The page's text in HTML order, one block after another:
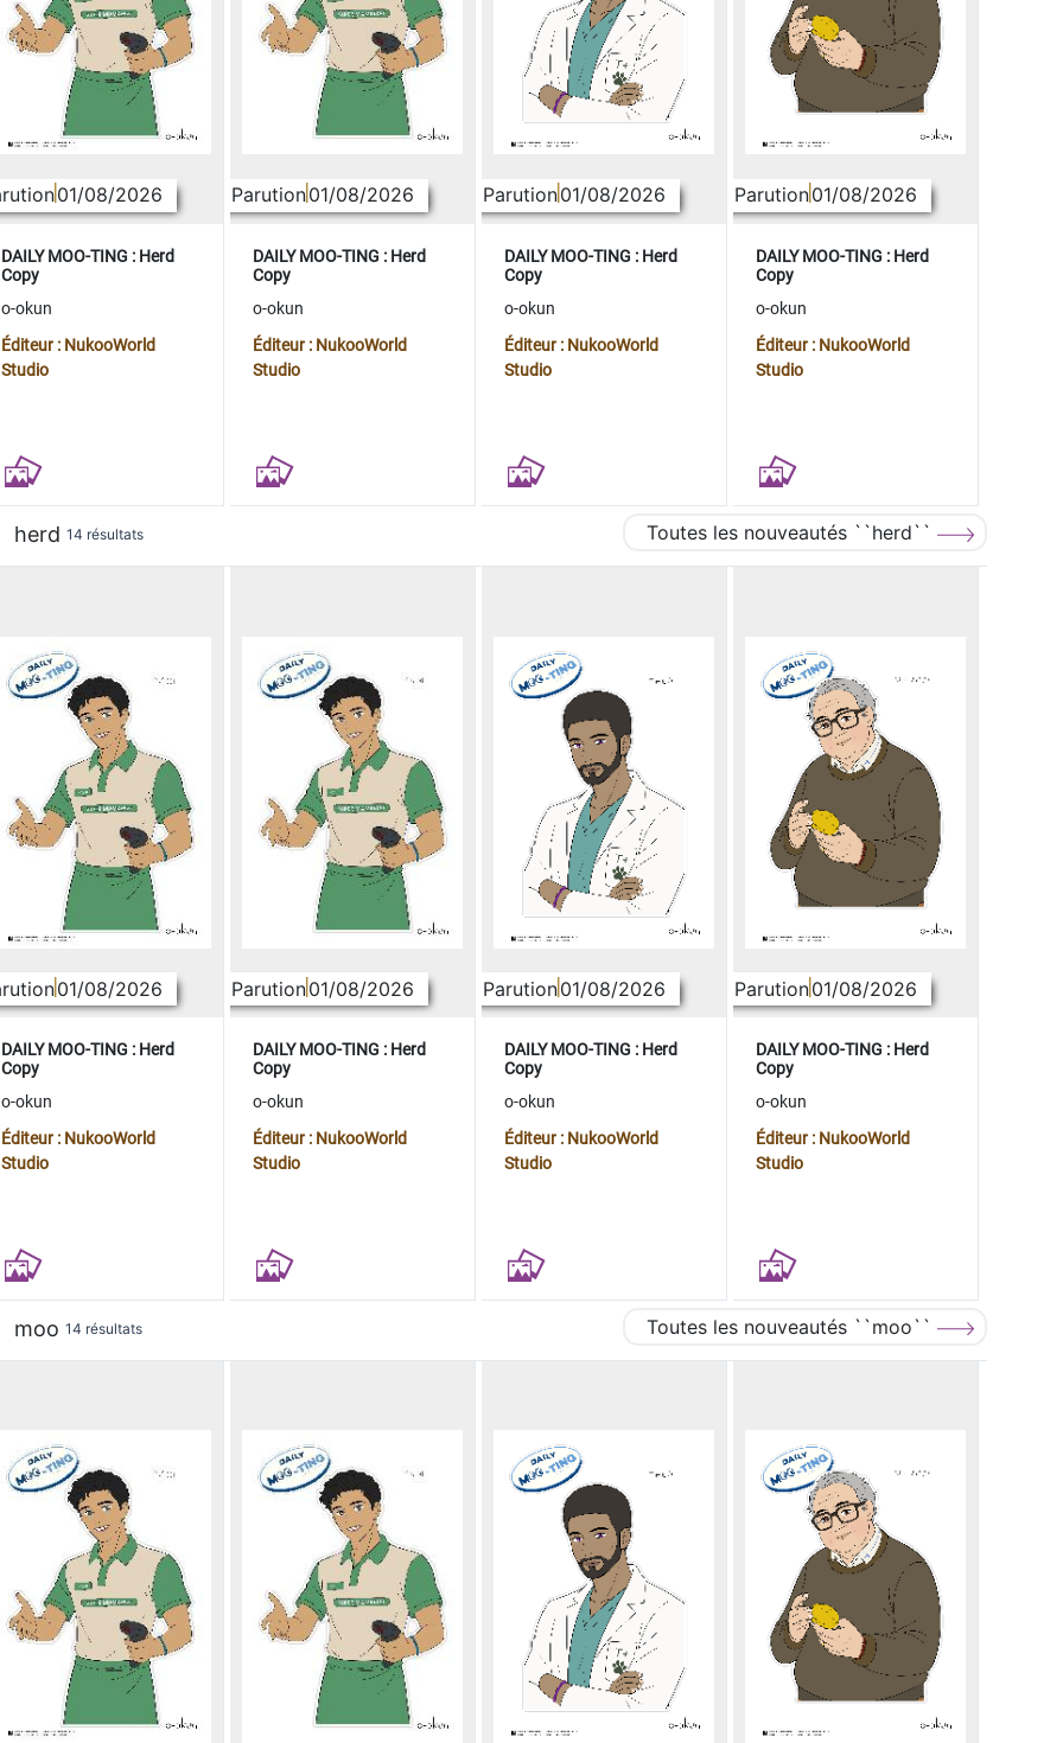
01/08/2026
DAILY MOO-TING : Herd
Copy
o-okun
Éditeur : NukooWorld
Studio
Parution01/08/2026
DAILY MOO-TING : Herd
Copy
o-okun
Éditeur : NukooWorld
Studio
Parution01/08/2026
DAILY MOO-TING : Herd
Copy
o-okun
Éditeur : NukooWorld
Studio
Parution01/08/2026
DAILY MOO-TING : Herd
Copy
o-okun
Éditeur : NukooWorld
Studio
herd 14 résultats Toutes les nouveautés ``herd``
01/08/2026
DAILY MOO-TING : Herd
Copy
o-okun
Éditeur : NukooWorld
Studio
Parution01/08/2026
DAILY MOO-TING : Herd
Copy
o-okun
Éditeur : NukooWorld
Studio
Parution01/08/2026
DAILY MOO-TING : Herd
Copy
o-okun
Éditeur : NukooWorld
Studio
Parution01/08/2026
DAILY MOO-TING : Herd
Copy
o-okun
Éditeur : NukooWorld
Studio
moo 14 résultats Toutes les nouveautés ``moo``